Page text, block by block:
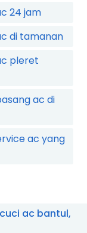
24 jam
di tamanan
pleret
ac di
ac yang
ac bantul,